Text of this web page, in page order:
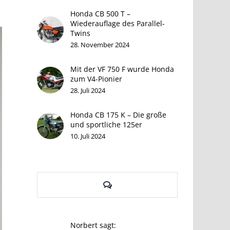
Honda CB 500 T –
Wiederauflage des Parallel-
Twins
28. November 2024
Mit der VF 750 F wurde Honda
zum V4-Pionier
28. Juli 2024
Honda CB 175 K – Die große
und sportliche 125er
10. Juli 2024
Kommentare
Norbert sagt: